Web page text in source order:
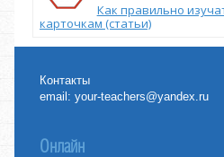
Как правильно
карточкам (статьи)
Контакты
email:your-teachers@yandex.ru
Онлайн